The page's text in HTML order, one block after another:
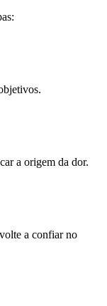
a origem da dor.
a confiar no